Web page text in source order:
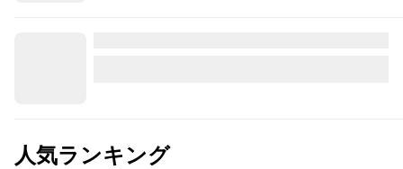
人気ランキング